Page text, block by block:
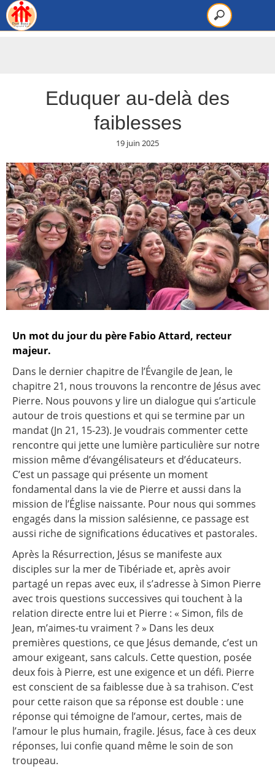
Eduquer au-delà des
faiblesses
19 juin 2025
Un mot du jour du père Fabio Attard, recteur
majeur.
Dans le dernier chapitre de l’Évangile de Jean, le
chapitre 21, nous trouvons la rencontre de Jésus avec
Pierre. Nous pouvons y lire un dialogue qui s’articule
autour de trois questions et qui se termine par un
mandat (Jn 21, 15-23). Je voudrais commenter cette
rencontre qui jette une lumière particulière sur notre
mission même d’évangélisateurs et d’éducateurs.
C’est un passage qui présente un moment
fondamental dans la vie de Pierre et aussi dans la
mission de l’Église naissante. Pour nous qui sommes
engagés dans la mission salésienne, ce passage est
aussi riche de significations éducatives et pastorales.
Après la Résurrection, Jésus se manifeste aux
disciples sur la mer de Tibériade et, après avoir
partagé un repas avec eux, il s’adresse à Simon Pierre
avec trois questions successives qui touchent à la
relation directe entre lui et Pierre : « Simon, fils de
Jean, m’aimes-tu vraiment ? » Dans les deux
premières questions, ce que Jésus demande, c’est un
amour exigeant, sans calculs. Cette question, posée
deux fois à Pierre, est une exigence et un défi. Pierre
est conscient de sa faiblesse due à sa trahison. C’est
pour cette raison que sa réponse est double : une
réponse qui témoigne de l’amour, certes, mais de
l’amour le plus humain, fragile. Jésus, face à ces deux
réponses, lui confie quand même le soin de son
troupeau.